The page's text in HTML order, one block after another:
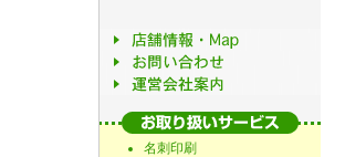
名刺印刷